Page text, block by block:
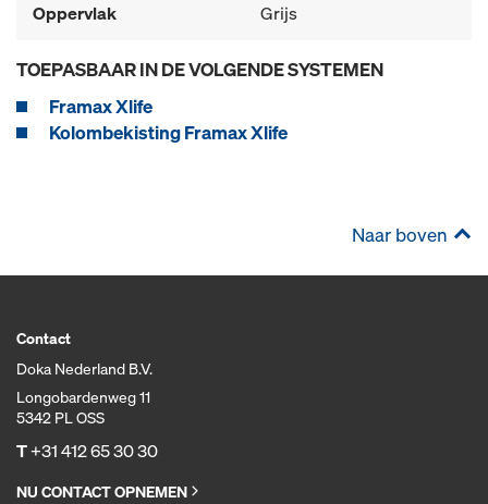
Oppervlak Grijs
TOEPASBAAR IN DE VOLGENDE SYSTEMEN
Framax Xlife
Kolombekisting Framax Xlife
Naar boven
Contact
Doka Nederland B.V.
Longobardenweg 11
5342 PL OSS
T+31 412 65 30 30
NU CONTACT OPNEMEN